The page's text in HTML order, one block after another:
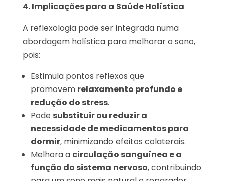
4. Implicações para a Saúde Holística
A reflexologia pode ser integrada numa
abordagem holística para melhorar o sono,
pois:
Estimula pontos reflexos que
promovem relaxamento profundo e
redução do stress.
Pode substituir ou reduzir a
necessidade de medicamentos para
dormir, minimizando efeitos colaterais.
Melhora a circulação sanguínea e a
função do sistema nervoso, contribuindo